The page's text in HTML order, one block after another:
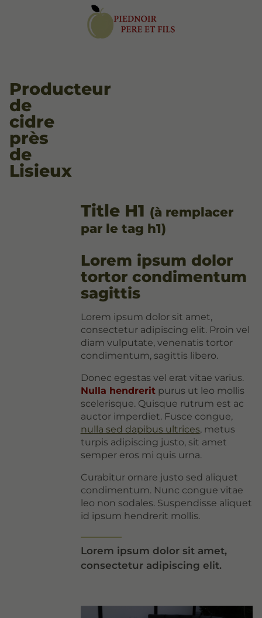
Producteur
de
cidre
près
de
Lisieux
Title H1 (à remplacer
par le tag h1)
Lorem ipsum dolor
tortor condimentum
sagittis
Lorem ipsum dolor sit amet,
consectetur adipiscing elit. Proin vel
diam vulputate, venenatis tortor
condimentum, sagittis libero.
Donec egestas vel erat vitae varius.
Nulla hendreritpurus ut leo mollis
scelerisque. Quisque rutrum est ac
auctor imperdiet. Fusce congue,
nulla sed dapibus ultrices, metus
turpis adipiscing justo, sit amet
semper eros mi quis urna.
Curabitur ornare justo sed aliquet
condimentum. Nunc congue vitae
leo non sodales. Suspendisse aliquet
id ipsum hendrerit mollis.
Lorem ipsum dolor sit amet,
consectetur adipiscing elit.